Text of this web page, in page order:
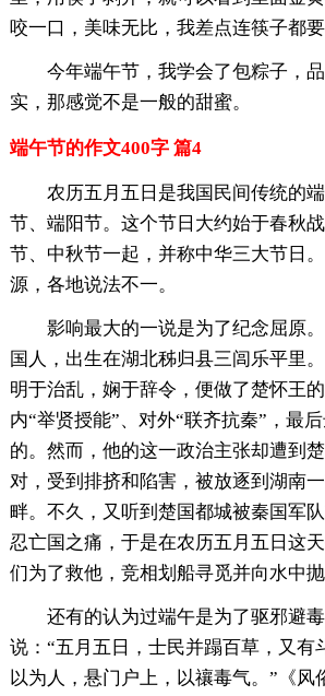
咬一口，美味无比，我差点连筷子都要
今年端午节，我学会了包粽子，
实，那感觉不是一般的甜蜜。
端午节的作文400字 篇4
农历五月五日是我国民间传统的
节、端阳节。这个节日大约始于春秋
节、中秋节一起，并称中华三大节日
源，各地说法不一。
影响最大的一说是为了纪念屈原
国人，出生在湖北秭归县三闾乐平里
明于治乱，娴于辞令，便做了楚怀王
内“举贤授能”、对外“联齐抗秦”，最
的。然而，他的这一政治主张却遭到
对，受到排挤和陷害，被放逐到湖南
畔。不久，又听到楚国都城被秦国军
忍亡国之痛，于是在农历五月五日这
们为了救他，竞相划船寻觅并向水中抛
还有的认为过端午是为了驱邪避
说：“五月五日，士民并蹋百草，又有
以为人，悬门户上，以禳毒气。”《风